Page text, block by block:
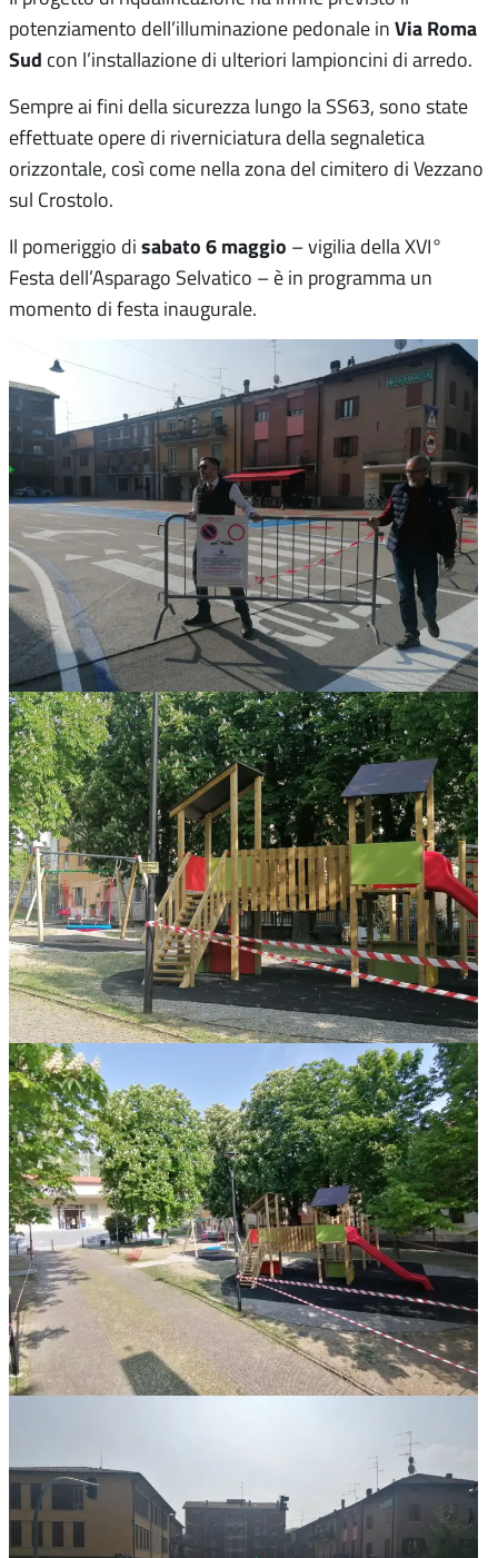
potenziamento dell’illuminazione pedonale in Via Roma
Sud con l’installazione di ulteriori lampioncini di arredo.
Sempre ai fini della sicurezza lungo la SS63, sono state
effettuate opere di riverniciatura della segnaletica
orizzontale, così come nella zona del cimitero di Vezzano
sul Crostolo.
Il pomeriggio di sabato 6 maggio – vigilia della XVI°
Festa dell’Asparago Selvatico – è in programma un
momento di festa inaugurale.